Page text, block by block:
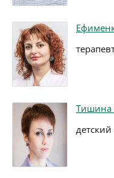
Тишина